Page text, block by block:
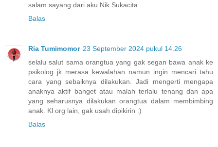
salam sayang dari aku Nik Sukacita
Balas
Ria Tumimomor 23 September 2024 pukul 14.26
selalu salut sama orangtua yang gak segan bawa anak ke
psikolog jk merasa kewalahan namun ingin mencari tahu
cara yang sebaiknya dilakukan. Jadi mengerti mengapa
anaknya aktif banget atau malah terlalu tenang dan apa
yang seharusnya dilakukan orangtua dalam membimbing
anak. Kl org lain, gak usah dipikirin :)
Balas